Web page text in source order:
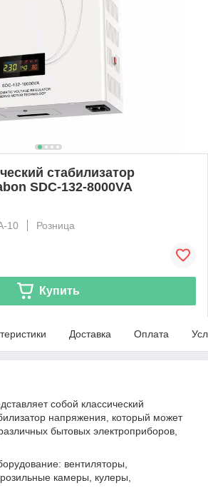
стабилизатор
SDC-132-8000VA
10
Розница
Купить
Доставка Оплата
собой классический
напряжения, который может
бытовых электроприборов,
вентиляторы,
камеры, кулеры,